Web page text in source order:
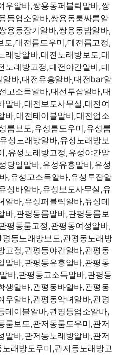
우알바,쌍용동퍼블릭알바,쌍
동업소알바,쌍용동룸싸롱알
용동장기알바,쌍용동밤알바,
도,대전룸도우미,대전룸고정,
래방알바,대전노래방보도,대
노래방고정,대전야간알바,대
알바,대전유흥알바,대전bar알
고소득알바,대전투잡알바,대
알바,대전보도사무실,대전여
바,대전테이블알바,대전업소
룸보도,유성룸도우미,유성룸
성노래방알바,유성노래방보
,유성노래방고정,유성야간알
당일알바,유성유흥알바,유성
,유성고소득알바,유성투잡알
성바알바,유성보도사무실,유
알바,유성퍼블릭알바,유성테
바,관평동룸알바,관평동룸보
평동룸고정,관평동여성알바,
동노래방보도,관평동노래방
고정,관평동야간알바,관평동
알바,관평동유흥알바,관평동
바,관평동고소득알바,관평동
생알바,관평동바알바,관평동
우알바,관평동악녀알바,관평
테이블알바,관평동업소알바,
룸보도,관저동룸도우미,관저
알바,관저동노래방알바,관저
래방도우미,관저동노래방고